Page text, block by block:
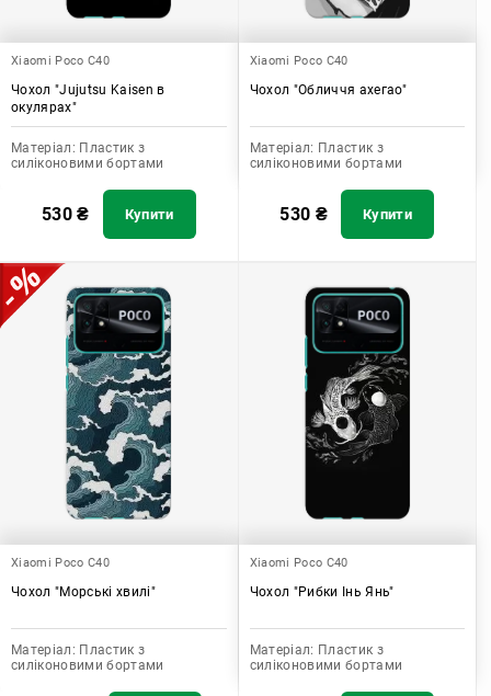
Xiaomi Poco C40
Чохол "Jujutsu Kaisen в
окулярах"
Матеріал: Пластик з
силіконовими бортами
530₴ Купити
Xiaomi Poco C40
Чохол "Обличчя ахегао"
Матеріал: Пластик з
силіконовими бортами
530 ₴ Купити
Xiaomi Poco C40
Чохол "Морські хвилі"
Матеріал: Пластик з
силіконовими бортами
Xiaomi Poco C40
Чохол "Рибки Інь Янь"
Матеріал: Пластик з
силіконовими бортами